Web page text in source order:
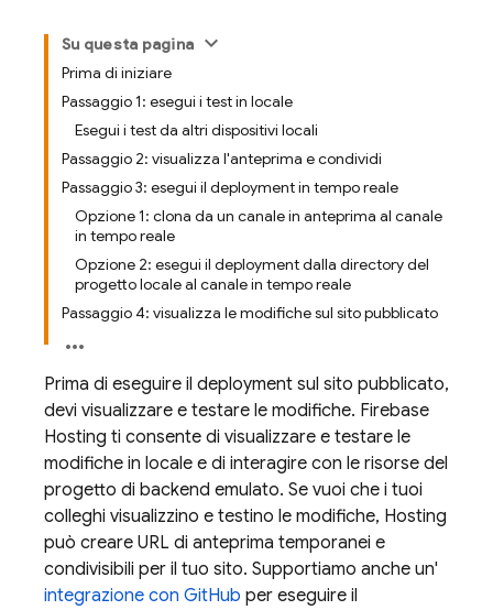
Su questa pagina
Prima di iniziare
Passaggio 1: esegui i test in locale
Esegui i test da altri dispositivi locali
Passaggio 2: visualizza l'anteprima e condividi
Passaggio 3: esegui il deployment in tempo reale
Opzione 1: clona da un canale in anteprima al canale
in tempo reale
Opzione 2: esegui il deployment dalla directory del
progetto locale al canale in tempo reale
Passaggio 4: visualizza le modifiche sul sito pubblicato
Prima di eseguire il deployment sul sito pubblicato,
devi visualizzare e testare le modifiche. Firebase
Hosting ti consente di visualizzare e testare le
modifiche in locale e di interagire con le risorse del
progetto di backend emulato. Se vuoi che i tuoi
colleghi visualizzino e testino le modifiche, Hosting
può creare URL di anteprima temporanei e
condivisibili per il tuo sito. Supportiamo anche un'
integrazione con GitHub per eseguire il